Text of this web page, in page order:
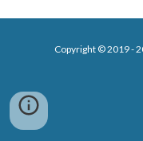
Copyright © 2019 -